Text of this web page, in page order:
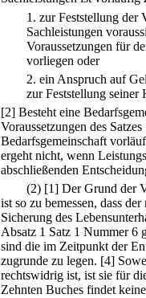
1. zur Feststellung der
Sachleistungen
Voraussetzungen für
vorliegen oder
2. ein Anspruch auf
zur Feststellung seiner
[2] Besteht eine
Voraussetzungen des
Bedarfsgemeinschaft
ergeht nicht, wenn
abschließenden
(2) [1] Der Grund der
ist so zu bemessen, dass
Sicherung des
Absatz 1 Satz 1 Nummer 6
sind die im Zeitpunkt der
zugrunde zu legen. [4]
rechtswidrig ist, ist sie für
Zehnten Buches findet